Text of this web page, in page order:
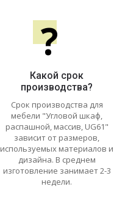
?
Какой срок
производства?
Срок производства для
мебели "Угловой шкаф,
распашной, массив, UG61"
зависит от размеров,
используемых материалов и
дизайна. В среднем
изготовление занимает 2-3
недели.